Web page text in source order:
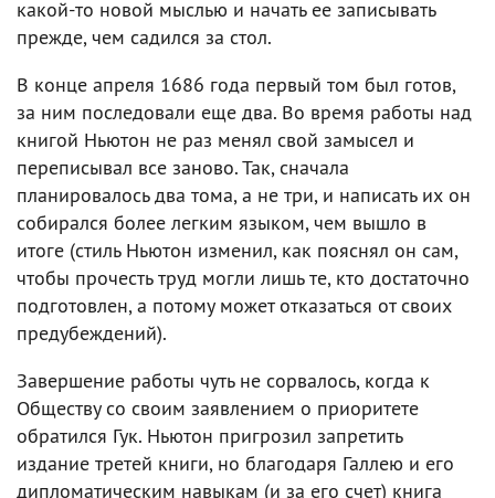
какой-то новой мыслью и начать ее записывать
прежде, чем садился за стол.
В конце апреля 1686 года первый том был готов,
за ним последовали еще два. Во время работы над
книгой Ньютон не раз менял свой замысел и
переписывал все заново. Так, сначала
планировалось два тома, а не три, и написать их он
собирался более легким языком, чем вышло в
итоге (стиль Ньютон изменил, как пояснял он сам,
чтобы прочесть труд могли лишь те, кто достаточно
подготовлен, а потому может отказаться от своих
предубеждений).
Завершение работы чуть не сорвалось, когда к
Обществу со своим заявлением о приоритете
обратился Гук. Ньютон пригрозил запретить
издание третей книги, но благодаря Галлею и его
дипломатическим навыкам (и за его счет) книга